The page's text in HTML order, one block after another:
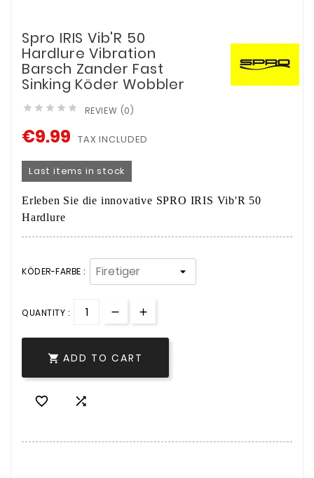
Spro IRIS Vib'R 50
Hardlure Vibration
Barsch Zander Fast
Sinking Köder Wobbler
     REVIEW (0)
€9.99 TAX INCLUDED
Last items in stock
Erleben Sie die innovative SPRO IRIS Vib'R 50
Hardlure
KÖDER-FARBE :
QUANTITY :
 ADD TO CART
 